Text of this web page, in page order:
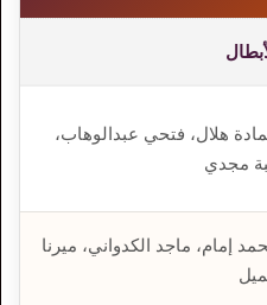
هلال، فتحي عبدالوهاب،
مجدي
إمام، ماجد الكدواني، ميرنا